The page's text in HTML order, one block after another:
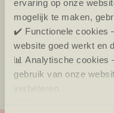
ervaring op onze
mogelijk te maken,
✔️ Functionele cookies
website goed werkt en
📊 Analytische cookies
gebruik van onze